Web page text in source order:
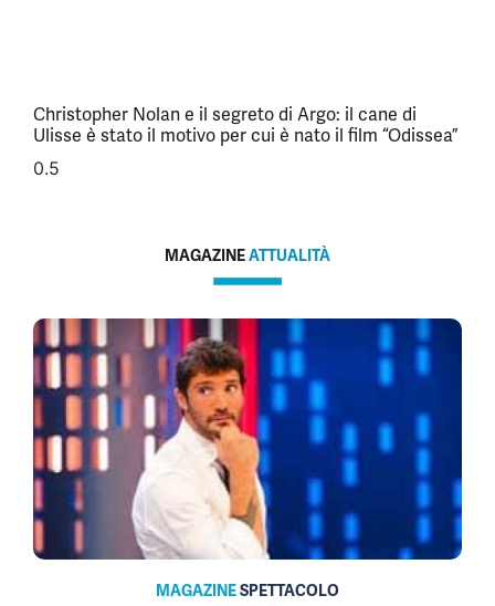
Christopher Nolan e il segreto di Argo: il cane di
Ulisse è stato il motivo per cui è nato il film “Odissea”
MAGAZINEATTUALITÀ
MAGAZINESPETTACOLO